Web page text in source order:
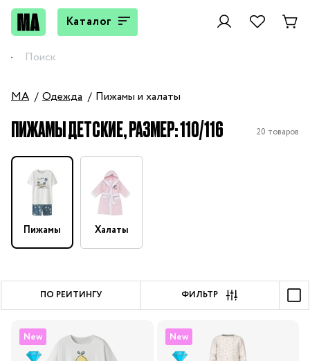
Каталог
MA Одежда Пижамы и халаты
ПИЖАМЫ ДЕТСКИЕ, РАЗМЕР: 110/116 20 товаров
Пижамы Халаты
ПО РЕЙТИНГУ ФИЛЬТР
New New